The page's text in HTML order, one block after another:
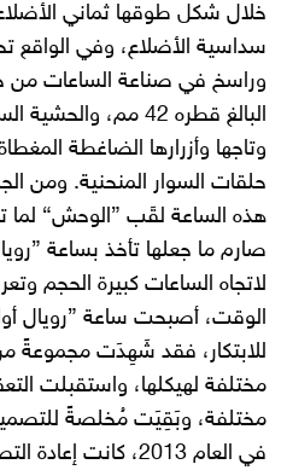
خلال شكل طوقها ثماني
سداسية الأضلاع، وفي الواقع
وراسخ في صناعة الساعات من
البالغ قطره 42 مم،
وتاجها وأزرارها الضاغطة
حلقات السوار المنحنية. ومن
هذه الساعة لقَب ”الوحش“ لما
صارم ما جعلها تأخذ بساعة
لاتجاه الساعات كبيرة الحجم
الوقت، أصبحت ساعة ”رويال
للابتكار، فقد شَهِدَت مجموعةً
مختلفة لهيكلها، واستقبلت
مختلفة، وبَقِيَت مُخلصةً
في العام 2013، كانت